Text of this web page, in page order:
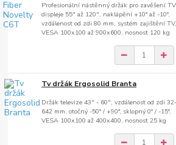
Profesionální nástěnný držák pro zavěšení TV
displeje 55" až 120", naklápění +10° až -10°,
vzdálenost od zdi 80 mm, systém zajištění TV,
VESA 100x100 až 900x600, nosnost 120 kg
Tv držák Ergosolid Branta
Držák televize 43" - 60", vzdálenost od zdi 32-
642 mm, otočný -50° / +90°, sklopný 0° / -15°,
VESA 100x100 až 400x400, nosnost 25 kg